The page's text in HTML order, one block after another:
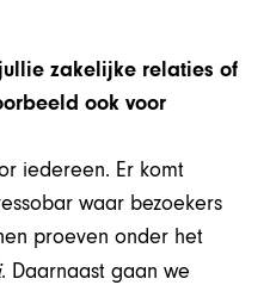
zakelijke relaties of
ook voor
iedereen. Er komt
waar bezoekers
proeven onder het
. Daarnaast gaan we